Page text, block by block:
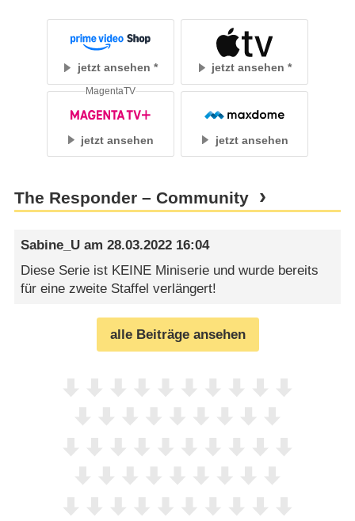
jetzt ansehen jetzt ansehen
jetzt ansehen
MagentaTV
jetzt ansehen
The Responder – Community
Sabine_U am28.03.2022 16:04
Diese Serie ist KEINE Miniserie und wurde bereits
für eine zweite Staffel verlängert!
alle Beiträge ansehen